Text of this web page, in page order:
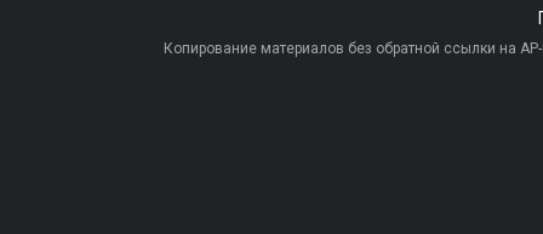
Копирование материалов без обратной ссылки на